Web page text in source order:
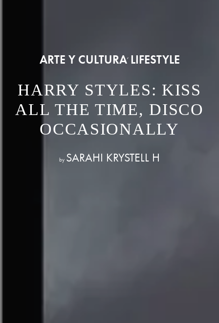
ARTE Y CULTURA, LIFESTYLE
HARRY STYLES: KISS
ALL THE TIME, DISCO
OCCASIONALLY
by SARAHI KRYSTELL H